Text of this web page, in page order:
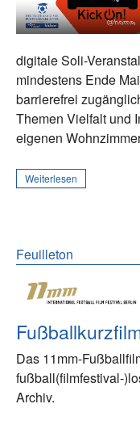
digitale Soli-
mindestens Ende
barrierefrei
Themen Vielfalt und
eigenen
Weiterlesen
Feuilleton
Das 11mm-
fußball(filmfestival-
Archiv.